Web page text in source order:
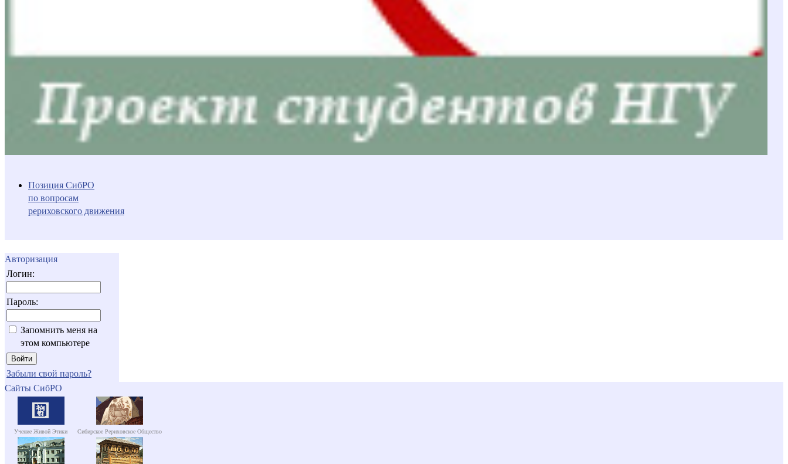
Позиция СибРО
по вопросам
рериховского движения
Авторизация
Логин:
Пароль:
Запомнить меня на
этом компьютере
Забыли свой пароль?
Сайты СибРО
Учение Живой Этики Сибирское Рериховское Общество